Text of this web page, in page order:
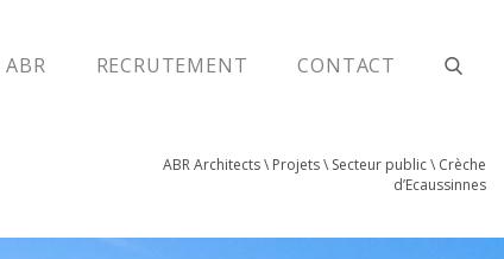
ABR RECRUTEMENT CONTACT
ABR Architects\ Projets\ Secteur public\ Crèche
d’Ecaussinnes